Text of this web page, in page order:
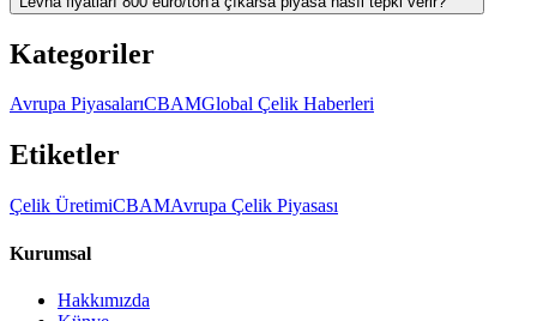
Kategoriler
Avrupa PiyasalarıCBAMGlobal Çelik Haberleri
Etiketler
Çelik ÜretimiCBAMAvrupa Çelik Piyasası
Kurumsal
Hakkımızda